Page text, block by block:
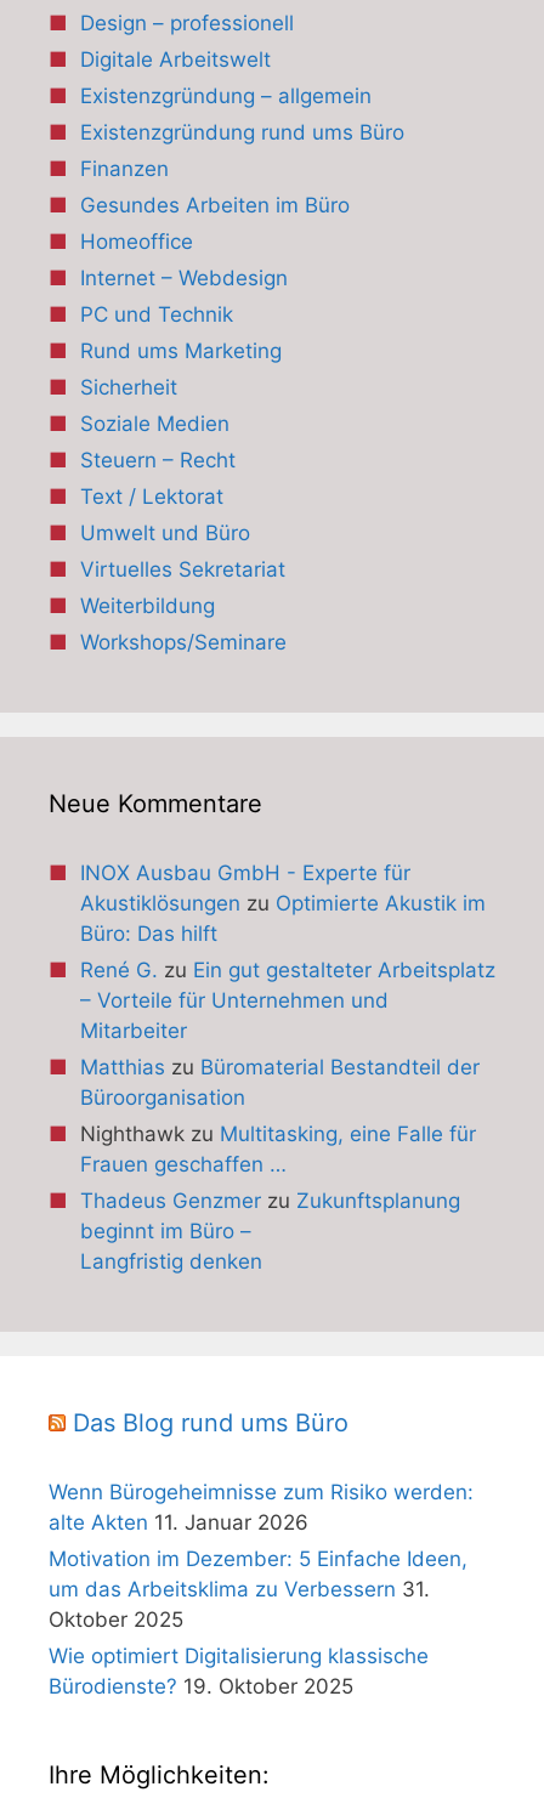
Design – professionell
Digitale Arbeitswelt
Existenzgründung – allgemein
Existenzgründung rund ums Büro
Finanzen
Gesundes Arbeiten im Büro
Homeoffice
Internet – Webdesign
PC und Technik
Rund ums Marketing
Sicherheit
Soziale Medien
Steuern – Recht
Text / Lektorat
Umwelt und Büro
Virtuelles Sekretariat
Weiterbildung
Workshops/Seminare
Neue Kommentare
INOX Ausbau GmbH - Experte für
Akustiklösungen zu Optimierte Akustik im
Büro: Das hilft
René G. zu Ein gut gestalteter Arbeitsplatz
– Vorteile für Unternehmen und
Mitarbeiter
Matthias zu Büromaterial Bestandteil der
Büroorganisation
Nighthawkzu Multitasking, eine Falle für
Frauen geschaffen …
Thadeus Genzmerzu Zukunftsplanung
beginnt im Büro –
Langfristig denken
Das Blog rund ums Büro
Wenn Bürogeheimnisse zum Risiko werden:
alte Akten 11. Januar 2026
Motivation im Dezember: 5 Einfache Ideen,
um das Arbeitsklima zu Verbessern 31.
Oktober 2025
Wie optimiert Digitalisierung klassische
Bürodienste? 19. Oktober 2025
Ihre Möglichkeiten: